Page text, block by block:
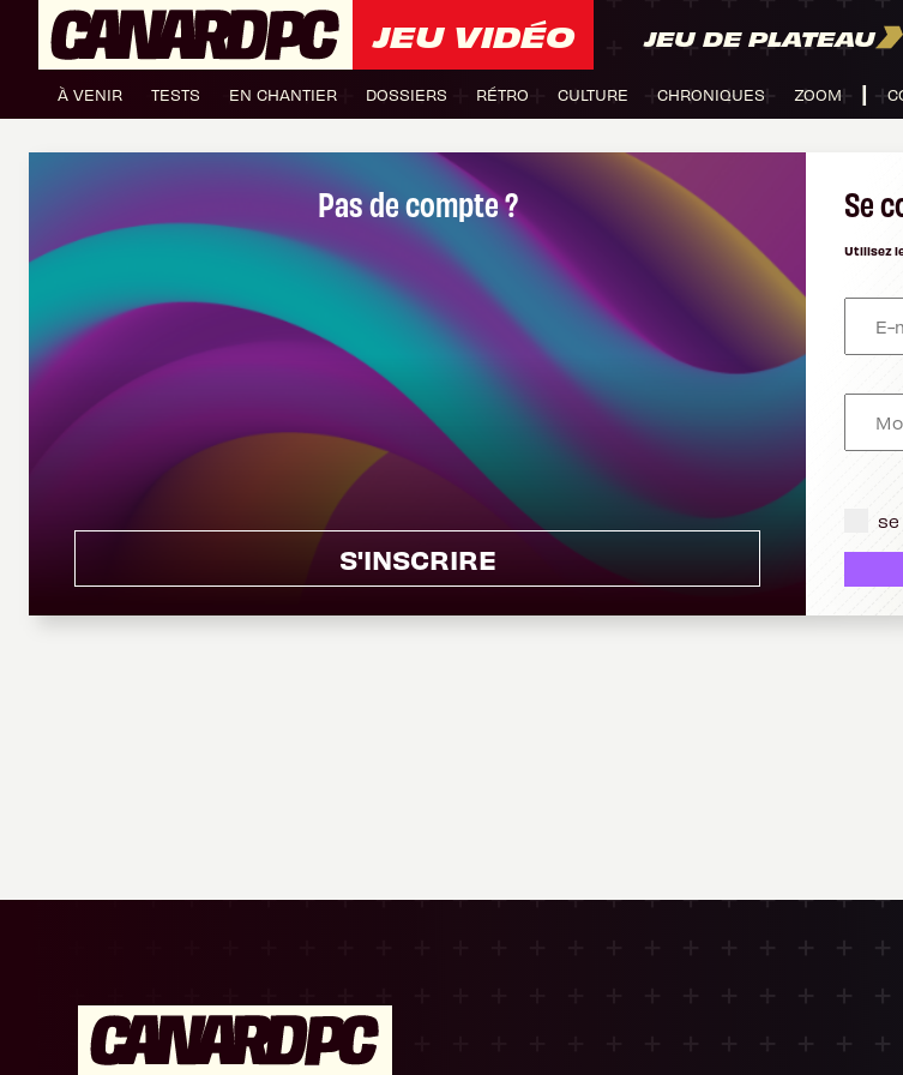
JEU VIDÉO JEU DE PLATEAU
À VENIR TESTS EN CHANTIER DOSSIERS RÉTRO CULTURE CHRONIQUES ZOOM
Pas de compte ?
S'INSCRIRE
Se
Utilisez
se